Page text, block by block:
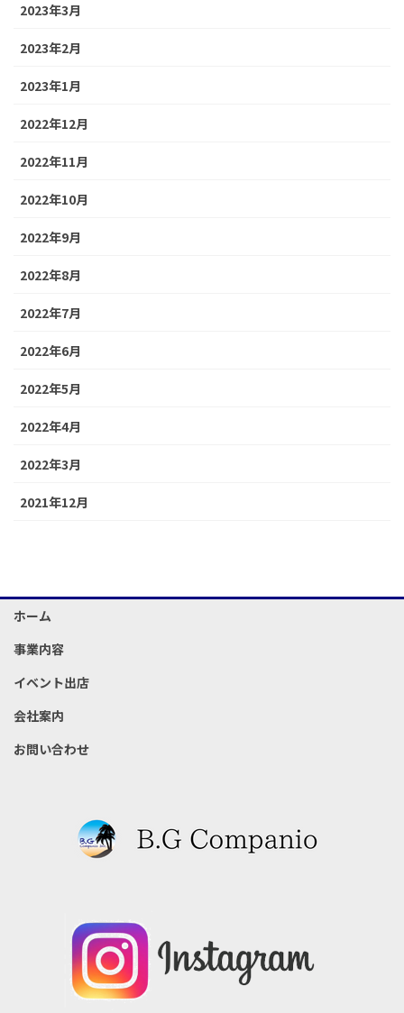
2023年3月
2023年2月
2023年1月
2022年12月
2022年11月
2022年10月
2022年9月
2022年8月
2022年7月
2022年6月
2022年5月
2022年4月
2022年3月
2021年12月
ホーム
事業内容
イベント出店
会社案内
お問い合わせ